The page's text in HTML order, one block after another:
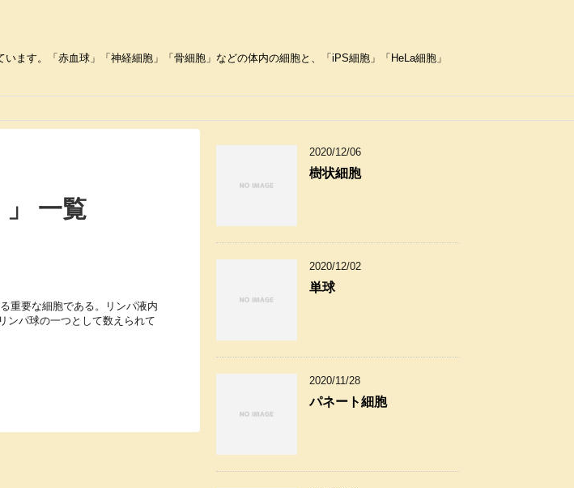
ます。「赤血球」「神経細胞」「骨細胞」などの体内の細胞と、「iPS細胞」「HeLa細胞」
」 一覧
重要な細胞である。リンパ液内
ンパ球の一つとして数えられて
2020/12/06
樹状細胞
2020/12/02
単球
2020/11/28
パネート細胞